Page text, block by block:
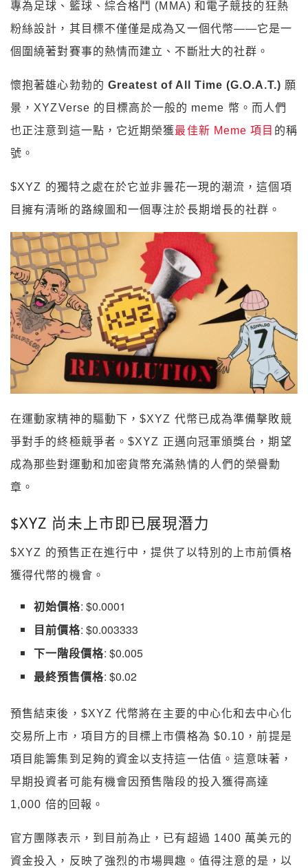
專為足球、籃球、綜合格鬥 (MMA) 和電子競技的狂熱
粉絲設計，其目標不僅僅是成為又一個代幣——它是一
個圍繞著對賽事的熱情而建立、不斷壯大的社群。
懷抱著雄心勃勃的 Greatest of All Time (G.O.A.T.) 願
景，XYZVerse 的目標高於一般的 meme 幣。而人們
也正注意到這一點，它近期榮獲最佳新 Meme 項目 的稱
號。
$XYZ 的獨特之處在於它並非曇花一現的潮流，這個項
目擁有清晰的路線圖和一個專注於長期增長的社群。
在運動家精神的驅動下，$XYZ 代幣已成為準備擊敗競
爭對手的終極競爭者。$XYZ 正邁向冠軍頒獎台，期望
成為那些對運動和加密貨幣充滿熱情的人們的榮譽勳
章。
$XYZ 尚未上市即已展現潛力
$XYZ 的預售正在進行中，提供了以特別的上市前價格
獲得代幣的機會。
初始價格: $0.0001
目前價格: $0.003333
下一階段價格: $0.005
最終預售價格: $0.02
預售結束後，$XYZ 代幣將在主要的中心化和去中心化
交易所上市，項目方的目標上市價格為 $0.10，前提是
項目能籌集到足夠的資金以支持這一估值。這意味著，
早期投資者可能有機會因預售階段的投入獲得高達
1,000 倍的回報。
官方團隊表示，到目前為止，已有超過 1400 萬美元的
資金投入，反映了強烈的市場興趣。值得注意的是，以